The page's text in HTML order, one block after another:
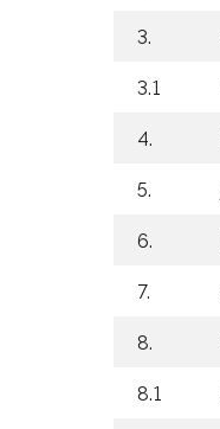
3.
3.1
4.
5.
6.
7.
8.
8.1